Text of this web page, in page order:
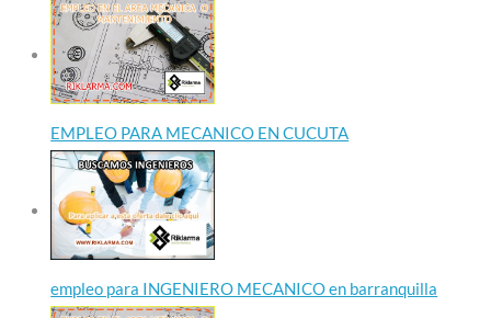
EMPLEO PARA MECANICO EN CUCUTA
empleo para INGENIERO MECANICO en barranquilla